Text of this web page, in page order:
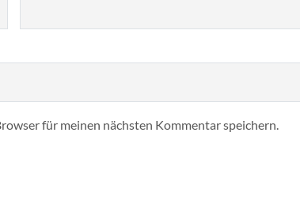
für meinen nächsten Kommentar speichern.